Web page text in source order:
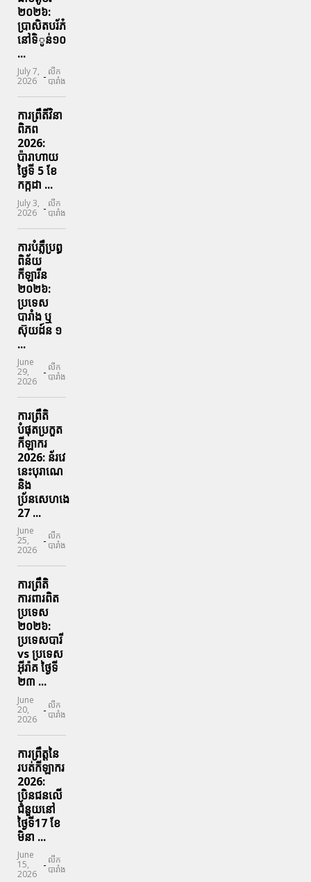
២០២៦:
ប្រាសិតបរ័ភ៎
នៅទិូន់១០
...
July 7,
2026 - លីក
បារាំង
ការព្រឹតិ៍វិនា
ពិភព
2026:
ប៉ារាហាយ
ថ្ងៃទី 5 ខែ
កក្កដា ...
July 3,
2026 - លីក
បារាំង
ការបំភ្លឺប្រព្ធ​
ពិន័យ​
កីឡារីន​
២០២៦:
ប្រទេស​
បារាំង​ ឬ​
ស៊ុយដ៍ន​ ១
...
June
29,
2026
- លីក
បារាំង
ការព្រឹតិ
បំផុតប្រកួត
កីឡាករ
2026: ន័រវេ
នេះបុរាណេ
និង
ប្រ័នសេហងេ
27 ...
June
25,
2026
- លីក
បារាំង
ការព្រឹតិ
ការពារ​ពិត
ប្រទេស
២០២៦:
ប្រទេសបារី
vs ប្រទេស
អ៊ីរ៉ាគ ថ្ងៃទី​
២៣ ...
June
20,
2026
- លីក
បារាំង
ការព្រឹត្តនៃ
របត់កីឡាករ
2026:
ប្រិនជនលើ
ជំនួយនៅ
ថ្ងៃទី17 ខែ
មិនា ...
June
15,
2026
- លីក
បារាំង